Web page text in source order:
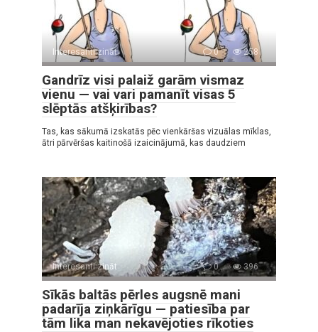
Interesanti zināt 0 258
Gandrīz visi palaiž garām vismaz
vienu — vai vari pamanīt visas 5
slēptās atšķirības?
Tas, kas sākumā izskatās pēc vienkāršas vizuālas mīklas,
ātri pārvēršas kaitinošā izaicinājumā, kas daudziem
Interesanti zināt 0 396
Sīkās baltās pērles augsnē mani
padarīja ziņkārīgu — patiesība par
tām lika man nekavējoties rīkoties